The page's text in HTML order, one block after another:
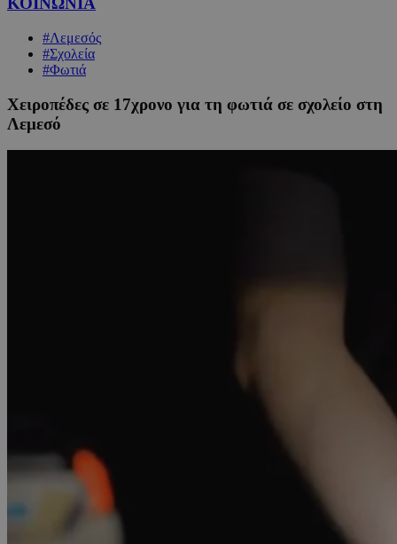
#Λεμεσός
#Σχολεία
#Φωτιά
Χειροπέδες σε 17χρονο για τη φωτιά σε σχολείο στη
Λεμεσό